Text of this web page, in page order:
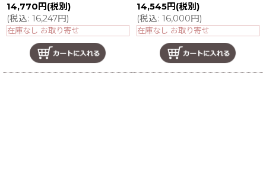
14,770 円 (税別)
(税込: 16,247円)
在庫なし お取り寄せ
14,545円 (税別)
(税込: 16,000円)
在庫なし お取り寄せ